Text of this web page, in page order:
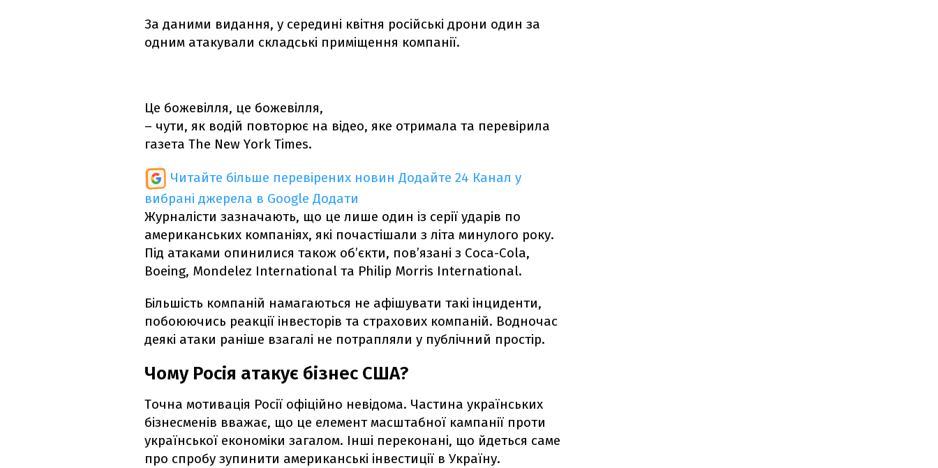
За даними видання, у середині квітня російські дрони один за
одним атакували складські приміщення компанії.
Це божевілля, це божевілля,
– чути, як водій повторює на відео, яке отримала та перевірила
газета The New York Times.
Читайте більше перевірених новин Додайте 24 Канал у
вибрані джерела в Google Додати
Журналісти зазначають, що це лише один із серії ударів по
американських компаніях, які почастішали з літа минулого року.
Під атаками опинилися також об’єкти, пов’язані з Coca-Cola,
Boeing, Mondelez International та Philip Morris International.
Більшість компаній намагаються не афішувати такі інциденти,
побоюючись реакції інвесторів та страхових компаній. Водночас
деякі атаки раніше взагалі не потрапляли у публічний простір.
Чому Росія атакує бізнес США?
Точна мотивація Росії офіційно невідома. Частина українських
бізнесменів вважає, що це елемент масштабної кампанії проти
української економіки загалом. Інші переконані, що йдеться саме
про спробу зупинити американські інвестиції в Україну.